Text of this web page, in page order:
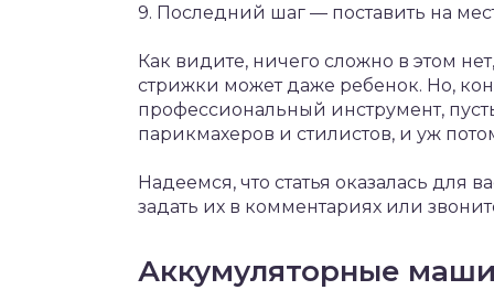
9. Последний шаг — поставить на
Как видите, ничего сложно в этом
стрижки может даже ребенок. Но,
профессиональный инструмент,
парикмахеров и стилистов, и уж
Надеемся, что статья оказалась для
задать их в комментариях или
Аккумуляторные